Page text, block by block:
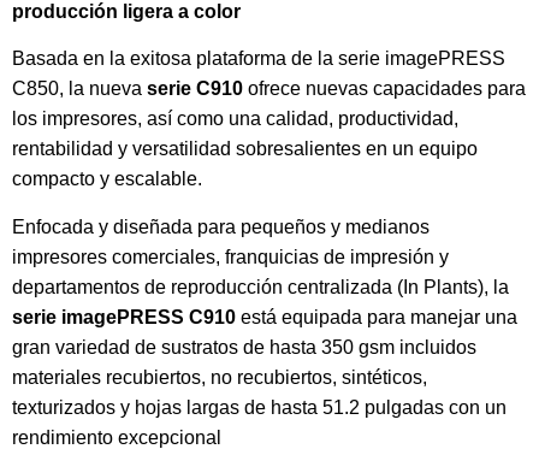
producción ligera a color
Basada en la exitosa plataforma de la serie imagePRESS
C850, la nueva serie C910 ofrece nuevas capacidades para
los impresores, así como una calidad, productividad,
rentabilidad y versatilidad sobresalientes en un equipo
compacto y escalable.
Enfocada y diseñada para pequeños y medianos
impresores comerciales, franquicias de impresión y
departamentos de reproducción centralizada (In Plants), la
serie imagePRESS C910 está equipada para manejar una
gran variedad de sustratos de hasta 350 gsm incluidos
materiales recubiertos, no recubiertos, sintéticos,
texturizados y hojas largas de hasta 51.2 pulgadas con un
rendimiento excepcional